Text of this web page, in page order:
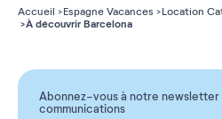
Accueil Espagne Vacances Location
À découvrir Barcelona
Abonnez-vous à notre
communications